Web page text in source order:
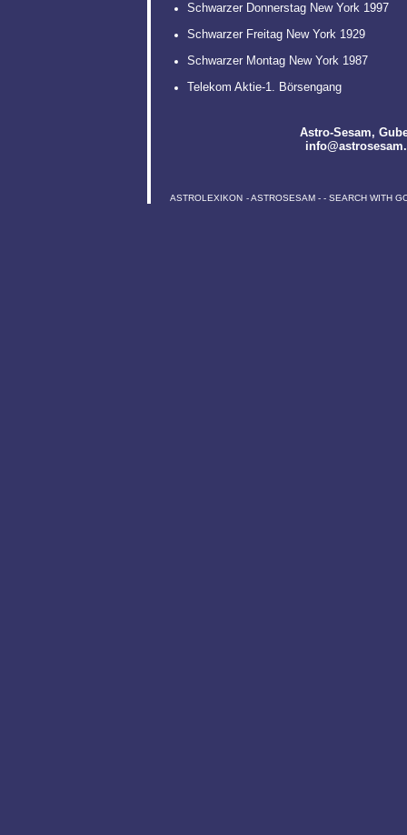
Schwarzer Donnerstag New York 1997
Schwarzer Freitag New York 1929
Schwarzer Montag New York 1987
Telekom Aktie-1. Börsengang
Astro-Sesam,
ASTROLEXIKON -ASTROSESAM - - SEARCH WITH